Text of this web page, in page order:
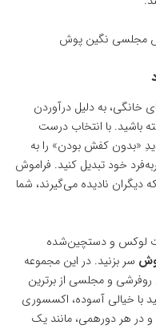
خانگی، به دلیل درآوردن
با انتخاب درست
«بدون کفش بودن» را به
خود تبدیل کنید. فراموش
دیگران نادیده می‌گیرند، شما
لوکس و دستچین‌شده
سر بزنید. در این مجموعه
و مجلسی از برترین
با خیالی آسوده، اکسسوری
و در هر دورهمی، مانند یک